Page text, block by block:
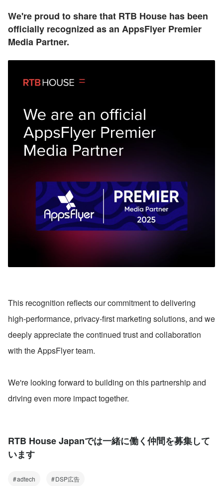
We're proud to share that RTB House has been
officially recognized as an AppsFlyer Premier
Media Partner.
This recognition reflects our commitment to delivering
high-performance, privacy-first marketing solutions, and we
deeply appreciate the continued trust and collaboration
with the AppsFlyer team.
We're looking forward to building on this partnership and
driving even more impact together.
RTB House Japanでは一緒に働く仲間を募集して
います
adtech DSP広告